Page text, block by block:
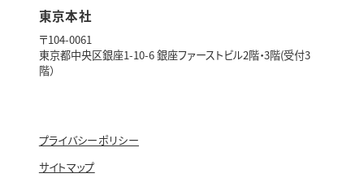
東京本社
〒104-0061
東京都中央区銀座1-10-6 銀座ファーストビル2階・3階(受付3
階）
プライバシーポリシー
サイトマップ